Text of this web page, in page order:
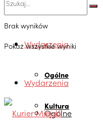
Brak wyników
Pokaż wszystkie wyniki
Wydarzenia
Ogólne
Kultura
Wydarzenia
Ogólne